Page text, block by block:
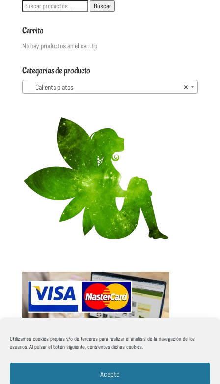
Utilizamos cookies propias y/o de terceros para realizar el análisis de la navegación de los
usuarios. Al pulsar el botón siguiente, consientes dichas cookies.
Acepto
Buscar
Buscar
Carrito
No hay productos en el carrito.
Categorías de producto
×
Calienta platos